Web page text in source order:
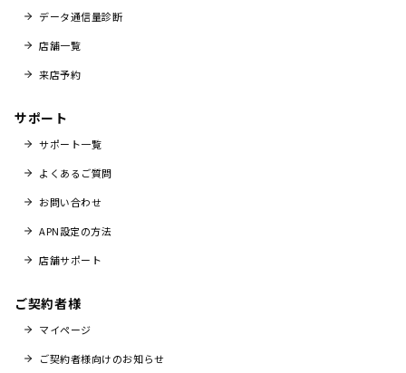
データ通信量診断
店舗一覧
来店予約
サポート
サポート一覧
よくあるご質問
お問い合わせ
APN設定の方法
店舗サポート
ご契約者様
マイページ
ご契約者様向けのお知らせ